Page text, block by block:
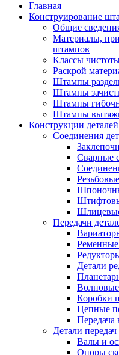
Главная
Конструирование
Общие
Материалы,
штампов
Классы
Раскрой
Штампы
Штампы
Штампы
Штампы
Конструкции
Соединения
Сварные
Передачи
Ременные
Детали
Коробки
Цепные
Передача
Детали передач
Валы и
Опоры